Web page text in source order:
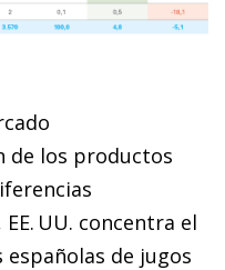
de los productos
UU. concentra el
españolas de jugos